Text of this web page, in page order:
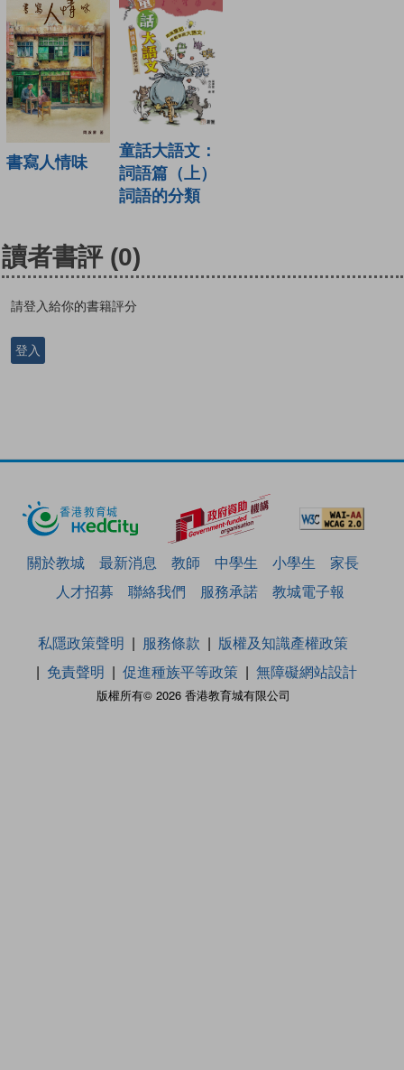
書寫人情味
童話大語文：
詞語篇（上）
詞語的分類
讀者書評 (0)
請登入給你的書籍評分
登入
關於教城 最新消息 教師 中學生 小學生
家長
人才招募
聯絡我們 服務承諾 教城電子報
版權所有© 2026 香港教育城有限公司
私隱政策聲明 服務條款
版權及知識產權政策
免責聲明
促進種族平等政策 無障礙網站設計